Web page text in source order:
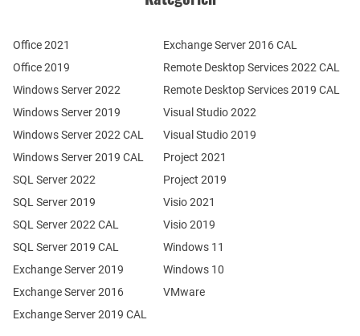
Office 2021
Office 2019
Windows Server 2022
Windows Server 2019
Exchange Server 2019
Exchange Server 2016
SQL Server 2022
SQL Server 2019
Windows Server 2022 CAL
Windows Server 2019 CAL
SQL Server 2022 CAL
SQL Server 2019 CAL
Remote Desktop Services 2022 CAL
Remote Desktop Services 2019 CAL
Exchange Server 2019 CAL
Exchange Server 2016 CAL
Visual Studio 2022
Visual Studio 2019
Project 2021
Project 2019
Visio 2021
Visio 2019
Windows 11
Windows 10
VMware